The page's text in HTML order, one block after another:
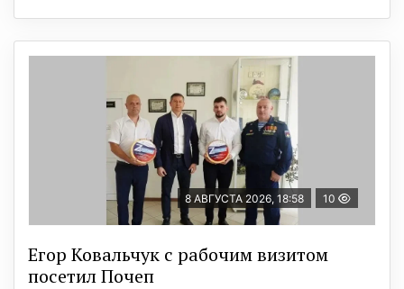
8 АВГУСТА 2026, 18:58 10
Егор Ковальчук с рабочим визитом
посетил Почеп